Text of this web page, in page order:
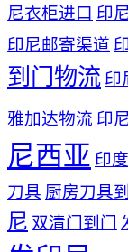
尼衣柜进口 印
印尼邮寄渠道
到门物流 印
雅加达物流 印
尼西亚 印
刀具 厨房刀具
尼 双清门到门